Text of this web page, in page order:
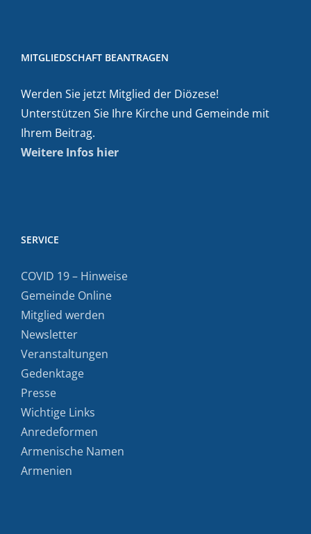
MITGLIEDSCHAFT BEANTRAGEN
Werden Sie jetzt Mitglied der Diözese!
Unterstützen Sie Ihre Kirche und Gemeinde mit
Ihrem Beitrag.
Weitere Infos hier
SERVICE
COVID 19 – Hinweise
Gemeinde Online
Mitglied werden
Newsletter
Veranstaltungen
Gedenktage
Presse
Wichtige Links
Anredeformen
Armenische Namen
Armenien